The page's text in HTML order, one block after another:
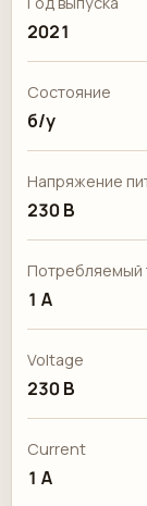
2021
Состояние
б/у
Напряжение
230 В
Потребляемый
1 А
Voltage
230 В
Current
1 А